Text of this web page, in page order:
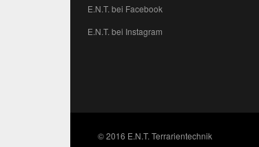
E.N.T. bei Facebook
E.N.T. bei Instagram
© 2016 E.N.T. Terrarientechnik